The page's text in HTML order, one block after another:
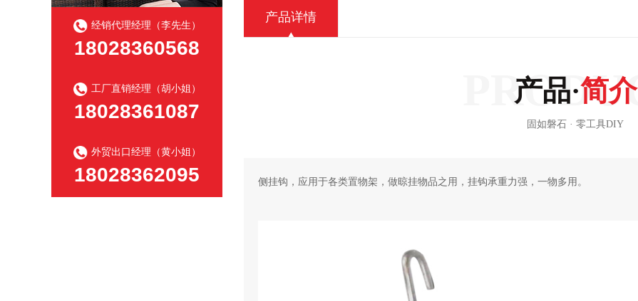
经销代理经理（李先生）
18028360568
工厂直销经理（胡小姐）
18028361087
外贸出口经理（黄小姐）
18028362095
产品详情
产品·简介
固如磐石 · 零工具DIY
侧挂钩，应用于各类置物架，做晾挂物品之用，挂钩承重力强，一物多用。